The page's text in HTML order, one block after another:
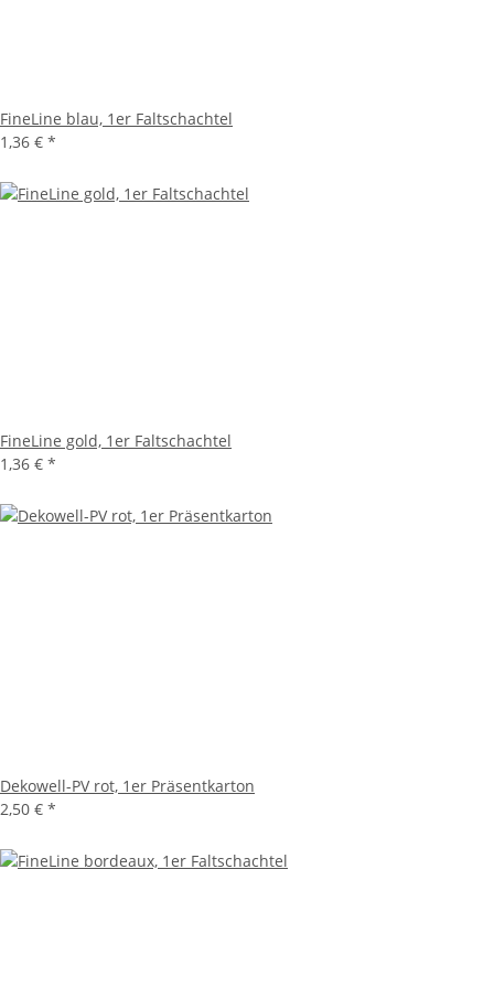
FineLine blau, 1er Faltschachtel
1,36 € *
FineLine gold, 1er Faltschachtel
1,36 € *
Dekowell-PV rot, 1er Präsentkarton
2,50 € *